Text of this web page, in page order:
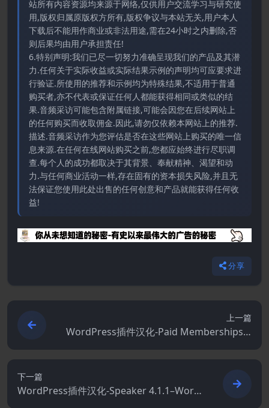
站所有内容资源均来源于网络,仅供用户交流学习与研究使
用,版权归属原版权方所有,版权争议与本站无关,用户本人
下载后不能用作商业或非法用途,需在24小时之内删除,否
则后果均由用户承担责任!
6.特别声明:我们已尽一切努力准确呈现我们的产品及其潜
力.任何关于实际收益或实际结果示例的声明均可应要求进
行验证.所使用的推荐和示例均为特殊结果,不适用于普通
购买者,亦不代表或保证任何人都能获得相同或类似的结
果.音频采访可能包含附属链接,可能会因您在后续网站上
的任何购买而收取佣金.因此,请勿仅依赖本网站上的推荐.
描述.音频采访作为您评估是否在这些网站上购买的唯一信
息来源.在任何在线网站购买之前,您都应始终进行尽职调
查.每个人的成功都取决于其背景、奉献精神、渴望和动
力.与任何商业活动一样,存在固有的资本损失风险,并且无
法保证您使用此处出售的任何创意和产品就能获得任何收
益!
分享
上一篇
WordPress插件汉化-Paid Memberships P
ro 3.1.4–WordPress会员插件和订阅平台
下一篇
WordPress插件汉化-Speaker 4.1.1–Word